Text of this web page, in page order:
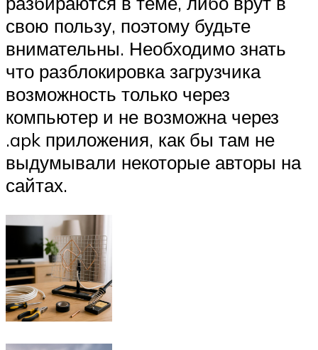
свою пользу, поэтому будьте
внимательны. Необходимо знать
что разблокировка загрузчика
возможность только через
компьютер и не возможна через
.apk приложения, как бы там не
выдумывали некоторые авторы на
сайтах.